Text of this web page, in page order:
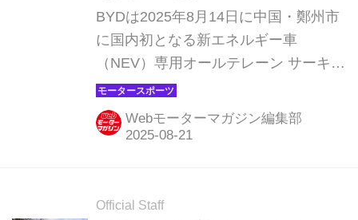
BYDは2025年8月14日に中国・鄭州市
に国内初となる新エネルギー車
（NEV）専用オールテレーン サーキッ
トを開業。サーキット走行、プロドラ
イバー育成など、多彩な走行体験を通
じてNEV文化の普及を目指す。
Webモーターマガジン編集部
Official Staff